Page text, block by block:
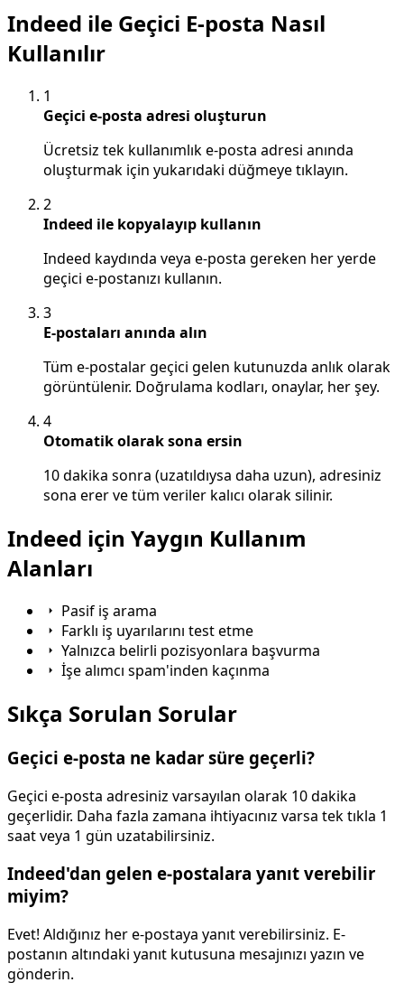
Indeed ile Geçici E-posta Nasıl
Kullanılır
1
Geçici e-posta adresi oluşturun
Ücretsiz tek kullanımlık e-posta adresi anında
oluşturmak için yukarıdaki düğmeye tıklayın.
2
Indeed ile kopyalayıp kullanın
Indeed kaydında veya e-posta gereken her yerde
geçici e-postanızı kullanın.
3
E-postaları anında alın
Tüm e-postalar geçici gelen kutunuzda anlık olarak
görüntülenir. Doğrulama kodları, onaylar, her şey.
4
Otomatik olarak sona ersin
10 dakika sonra (uzatıldıysa daha uzun), adresiniz
sona erer ve tüm veriler kalıcı olarak silinir.
Indeed için Yaygın Kullanım
Alanları
Pasif iş arama
Farklı iş uyarılarını test etme
Yalnızca belirli pozisyonlara başvurma
İşe alımcı spam'inden kaçınma
Sıkça Sorulan Sorular
Geçici e-posta ne kadar süre geçerli?
Geçici e-posta adresiniz varsayılan olarak 10 dakika
geçerlidir. Daha fazla zamana ihtiyacınız varsa tek tıkla 1
saat veya 1 gün uzatabilirsiniz.
Indeed'dan gelen e-postalara yanıt verebilir
miyim?
Evet! Aldığınız her e-postaya yanıt verebilirsiniz. E-
postanın altındaki yanıt kutusuna mesajınızı yazın ve
gönderin.